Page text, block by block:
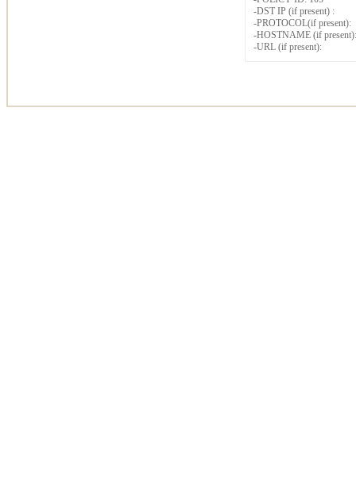
-DST IP (if present) :
-PROTOCOL(if present):
-HOSTNAME (if present):
-URL (if present):